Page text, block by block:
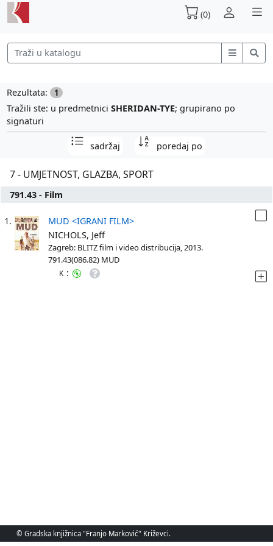
(0)
Rezultata: 1
Tražili ste: u predmetnici SHERIDAN-TYE; grupirano po
signaturi
sadržaj poredaj po
7 - UMJETNOST, GLAZBA, SPORT
791.43 - Film
1.
MUD <IGRANI FILM>
NICHOLS, Jeff
Zagreb: BLITZ film i video distribucija, 2013.
791.43(086.82) MUD
K :
© Gradska knjižnica "Franjo Marković" Križevci.